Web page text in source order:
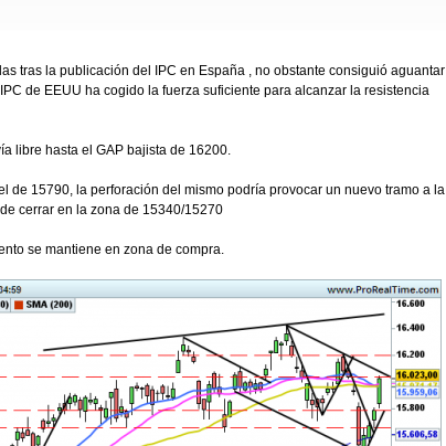
tras la publicación del IPC en España , no obstante consiguió aguantar
de EEUU ha cogido la fuerza suficiente para alcanzar la resistencia
libre hasta el GAP bajista de 16200.
de 15790, la perforación del mismo podría provocar un nuevo tramo a la
cerrar en la zona de 15340/15270
se mantiene en zona de compra.